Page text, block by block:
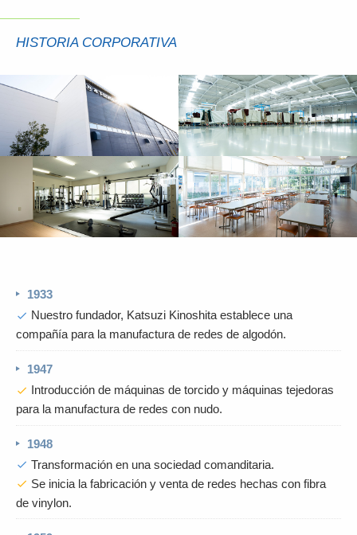
HISTORIA CORPORATIVA
1933
check Nuestro fundador, Katsuzi Kinoshita establece una
compañía para la manufactura de redes de algodón.
1947
check Introducción de máquinas de torcido y máquinas tejedoras
para la manufactura de redes con nudo.
1948
check Transformación en una sociedad comanditaria.
check Se inicia la fabricación y venta de redes hechas con fibra
de vinylon.